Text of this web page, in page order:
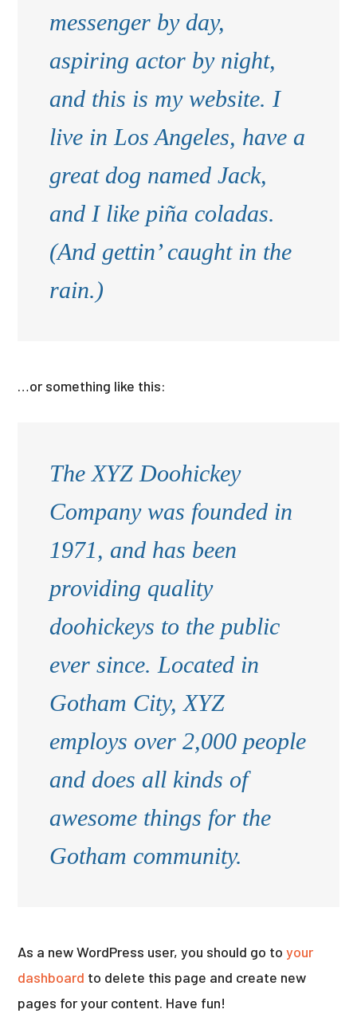
messenger by day,
aspiring actor by night,
and this is my website. I
live in Los Angeles, have a
great dog named Jack,
and I like piña coladas.
(And gettin’ caught in the
rain.)
…or something like this:
The XYZ Doohickey
Company was founded in
1971, and has been
providing quality
doohickeys to the public
ever since. Located in
Gotham City, XYZ
employs over 2,000 people
and does all kinds of
awesome things for the
Gotham community.
As a new WordPress user, you should go toyour
dashboard to delete this page and create new
pages for your content. Have fun!